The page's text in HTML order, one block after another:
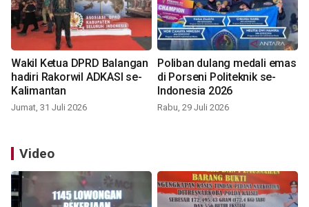
Wakil Ketua DPRD Balangan
hadiri Rakorwil ADKASI se-
Kalimantan
Jumat, 31 Juli 2026
Poliban dulang medali emas
di Porseni Politeknik se-
Indonesia 2026
Rabu, 29 Juli 2026
Video